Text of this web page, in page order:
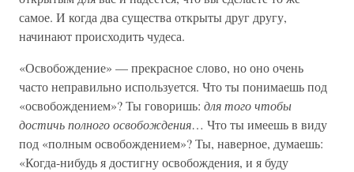
самое. И когда два существа открыты друг другу,
начинают происходить чудеса.
«Освобождение» — прекрасное слово, но оно очень
часто неправильно используется. Что ты понимаешь под
«освобождением»? Ты говоришь: для того чтобы
достичь полного освобождения… Что ты имеешь в виду
под «полным освобождением»? Ты, наверное, думаешь:
«Когда-нибудь я достигну освобождения, и я буду